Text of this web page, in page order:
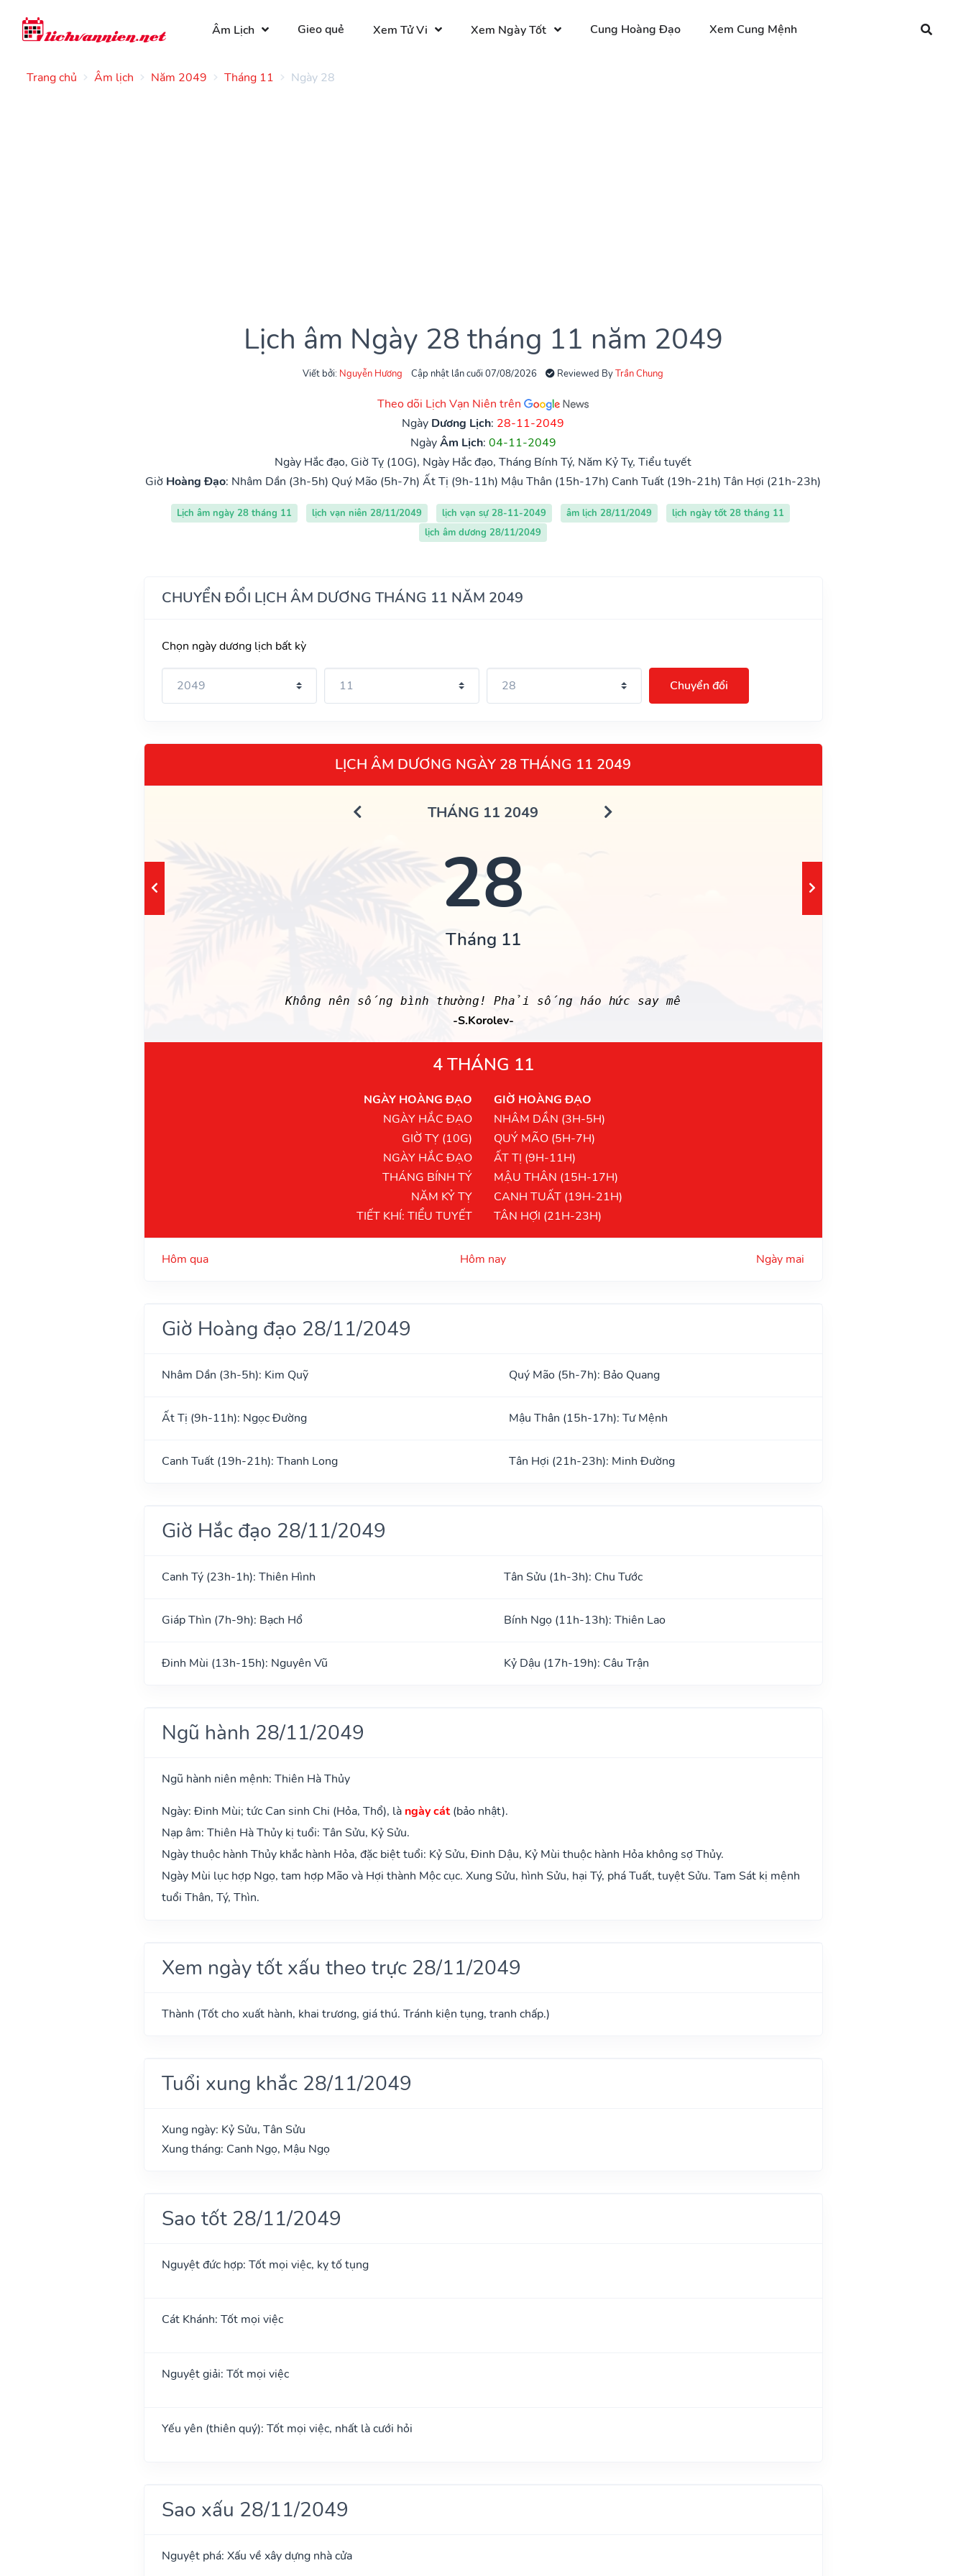
Âm Lịch Gieo quẻ Xem Tử Vi Xem Ngày Tốt Cung Hoàng Đạo Xem Cung Mệnh
Trang chủ Âm lịch Năm 2049 Tháng 11 Ngày 28
Lịch âm Ngày 28 tháng 11 năm 2049
Viết bởi: Nguyễn Hương Cập nhật lần cuối 07/08/2026 Reviewed ByTrần Chung
Theo dõi Lịch Vạn Niên trên
Ngày Dương Lịch: 28-11-2049
NgàyÂm Lịch: 04-11-2049
Ngày Hắc đạo, Giờ Tỵ (10G), Ngày Hắc đạo, Tháng Bính Tý, Năm Kỷ Tỵ, Tiểu tuyết
Giờ Hoàng Đạo: Nhâm Dần (3h-5h) Quý Mão (5h-7h) Ất Tị (9h-11h) Mậu Thân (15h-17h) Canh Tuất (19h-21h) Tân Hợi (21h-23h)
Lịch âm ngày 28 tháng 11 lịch vạn niên 28/11/2049 lịch vạn sự 28-11-2049 âm lịch 28/11/2049
lịch ngày tốt 28 tháng 11
lịch âm dương 28/11/2049
CHUYỂN ĐỔI LỊCH ÂM DƯƠNG THÁNG 11 NĂM 2049
Chọn ngày dương lịch bất kỳ
Chuyển đổi
LỊCH ÂM DƯƠNG NGÀY 28 THÁNG 11 2049
THÁNG 11 2049
28
Tháng 11
Không nên sống bình thường! Phải sống háo hức say mê
-S.Korolev-
4 THÁNG 11
NGÀY HOÀNG ĐẠO
NGÀY HẮC ĐẠO
GIỜ TỴ (10G)
NGÀY HẮC ĐẠO
THÁNG BÍNH TÝ
NĂM KỶ TỴ
TIẾT KHÍ: TIỂU TUYẾT
GIỜ HOÀNG ĐẠO
NHÂM DẦN (3H-5H)
QUÝ MÃO (5H-7H)
ẤT TỊ (9H-11H)
MẬU THÂN (15H-17H)
CANH TUẤT (19H-21H)
TÂN HỢI (21H-23H)
Hôm qua Hôm nay Ngày mai
Giờ Hoàng đạo 28/11/2049
Nhâm Dần (3h-5h): Kim Quỹ Quý Mão (5h-7h): Bảo Quang
Ất Tị (9h-11h): Ngọc Đường Mậu Thân (15h-17h): Tư Mệnh
Canh Tuất (19h-21h): Thanh Long Tân Hợi (21h-23h): Minh Đường
Giờ Hắc đạo 28/11/2049
Canh Tý (23h-1h): Thiên Hình Tân Sửu (1h-3h): Chu Tước
Giáp Thìn (7h-9h): Bạch Hổ Bính Ngọ (11h-13h): Thiên Lao
Đinh Mùi (13h-15h): Nguyên Vũ Kỷ Dậu (17h-19h): Câu Trận
Ngũ hành 28/11/2049
Ngũ hành niên mệnh: Thiên Hà Thủy
Ngày: Đinh Mùi; tức Can sinh Chi (Hỏa, Thổ), là ngày cát(bảo nhật).
Nạp âm: Thiên Hà Thủy kị tuổi: Tân Sửu, Kỷ Sửu.
Ngày thuộc hành Thủy khắc hành Hỏa, đặc biệt tuổi: Kỷ Sửu, Đinh Dậu, Kỷ Mùi thuộc hành Hỏa không sợ Thủy.
Ngày Mùi lục hợp Ngọ, tam hợp Mão và Hợi thành Mộc cục. Xung Sửu, hình Sửu, hại Tý, phá Tuất, tuyệt Sửu. Tam Sát kị mệnh
tuổi Thân, Tý, Thìn.
Xem ngày tốt xấu theo trực 28/11/2049
Thành (Tốt cho xuất hành, khai trương, giá thú. Tránh kiện tụng, tranh chấp.)
Tuổi xung khắc 28/11/2049
Xung ngày: Kỷ Sửu, Tân Sửu
Xung tháng: Canh Ngọ, Mậu Ngọ
Sao tốt 28/11/2049
Nguyệt đức hợp: Tốt mọi việc, kỵ tố tụng
Cát Khánh: Tốt mọi việc
Nguyệt giải: Tốt mọi việc
Yếu yên (thiên quý): Tốt mọi việc, nhất là cưới hỏi
Sao xấu 28/11/2049
Nguyệt phá: Xấu về xây dựng nhà cửa